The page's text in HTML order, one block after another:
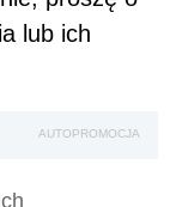
lub ich
AUTOPROMOCJA